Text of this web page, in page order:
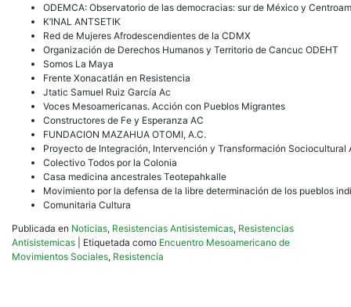
ODEMCA: Observatorio de las democracias: sur de México y
K’INAL ANTSETIK
Red de Mujeres Afrodescendientes de la CDMX
Organización de Derechos Humanos y Territorio de Cancuc ODEHT
Somos La Maya
Frente Xonacatlán en Resistencia
Jtatic Samuel Ruiz García Ac
Voces Mesoamericanas. Acción con Pueblos Migrantes
Constructores de Fe y Esperanza AC
FUNDACION MAZAHUA OTOMI, A.C.
Proyecto de Integración, Intervención y Transformación Sociocultural
Colectivo Todos por la Colonia
Casa medicina ancestrales Teotepahkalle
Movimiento por la defensa de la libre determinación de los pueblos
Comunitaria Cultura
Publicada en Noticias, Resistencias Antisistemicas, Resistencias
Antisistemicas
Etiquetada como Encuentro Mesoamericano de
Movimientos Sociales, Resistencia